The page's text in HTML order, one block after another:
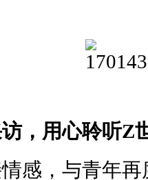
用心聆听Z
，与青年再